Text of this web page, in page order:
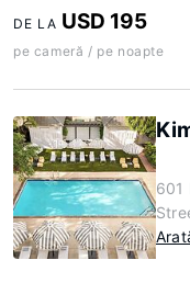
DE LA USD 195
pe cameră / pe noapte
601